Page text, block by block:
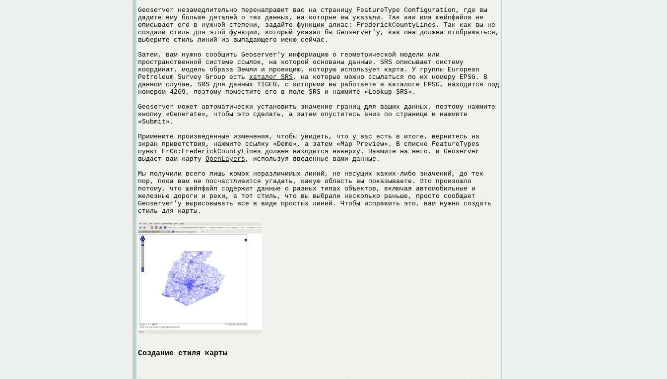
Geoserver незамедлительно перенаправит вас на страницу FeatureType Configuration, где вы
дадите ему больше деталей о тех данных, на которые вы указали. Так как имя шейпфайла не
описывает его в нужной степени, задайте функции алиас: FrederickCountyLines. Так как вы не
создали стиль для этой функции, который указал бы Geoserver'у, как она должна отображаться,
выберите стиль линий из выпадающего меню сейчас.
Затем, вам нужно сообщить Geoserver'у информацию о геометрической модели или
пространственной системе ссылок, на которой основаны данные. SRS описывает систему
координат, модель образа Земли и проекцию, которую использует карта. У группы European
Petroleum Survey Group есть каталог SRS, на которые можно ссылаться по их номеру EPSG. В
данном случае, SRS для данных TIGER, с которыми вы работаете в каталоге EPSG, находится под
номером 4269, поэтому поместите его в поле SRS и нажмите «Lookup SRS».
Geoserver может автоматически установить значение границ для ваших данных, поэтому нажмите
кнопку «Generate», чтобы это сделать, а затем опуститесь вниз по странице и нажмите
«Submit».
Примените произведенные изменения, чтобы увидеть, что у вас есть в итоге, вернитесь на
экран приветствия, нажмите ссылку «Demo», а затем «Map Preview». В списке FeatureTypes
пункт FrCo:FrederickCountyLines должен находится наверху. Нажмите на него, и Geoserver
выдаст вам карту OpenLayers , используя введенные вами данные.
Мы получили всего лишь комок неразличимых линий, не несущих каких-либо значений, до тех
пор, пока вам не посчастливится угадать, какую область вы показываете. Это произошло
потому, что шейпфайл содержит данные о разных типах объектов, включая автомобильные и
железные дороги и реки, а тот стиль, что вы выбрали несколько раньше, просто сообщает
Geoserver'у вырисовывать все в виде простых линий. Чтобы исправить это, вам нужно создать
стиль для карты.
Создание стиля карты